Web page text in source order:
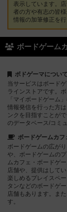
表示しています。
者の方や有志の皆様
情報の加筆修正を行
ボードゲーム
ボドゲーマについて
当サービスはボード
ラインストアです。
「マイボードゲーム
情報発信を行った方
ンクを目指すことが
のデータベース/コミ
ボードゲームカフ
ボードゲームの広が
や、ボードゲームの
ムカフェ・ボードゲ
店舗や、提供はして
楽しめるプレイスペ
タンなどのボードゲ
店舗もあります。ま
す。